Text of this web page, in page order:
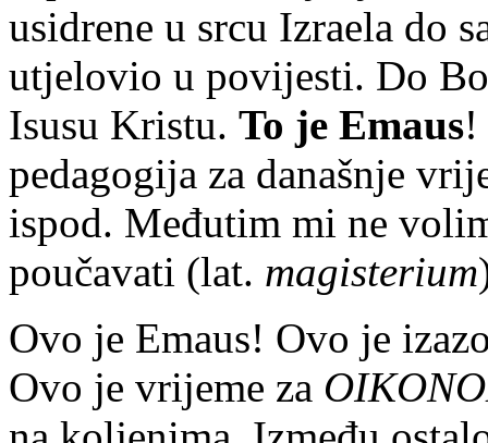
usidrene u srcu Izraela do
utjelovio u povijesti. Do
Isusu Kristu. To je Emaus!
pedagogija za današnje
ispod. Međutim mi ne
poučavati (lat. magisterium
Ovo je Emaus! Ovo je
Ovo je vrijeme za